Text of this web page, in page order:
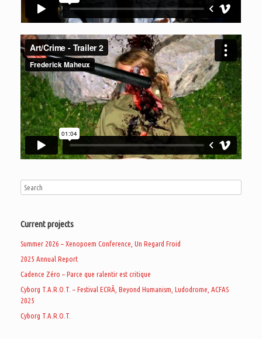
Current projects
Summer 2026 – Xenopoem Conference, Un Regard Froid
2025 Annual Report
Cadence Zéro – Parce que ralentir est critique
Cyborg T.A.R.O.T. – Festival ECRÃ, Beyond Humanism, Ludodrome, ACFAS
2025
Cyborg T.A.R.O.T.